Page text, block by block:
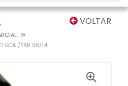
VOLTAR
GOL /PAR 98/14